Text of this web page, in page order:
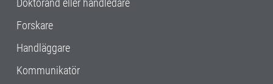
Doktorand eller handledare
Forskare
Handläggare
Kommunikatör